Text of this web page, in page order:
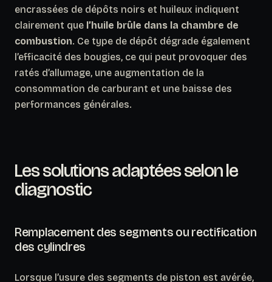
encrassées de dépôts noirs et huileux indiquent
clairement que l’huile brûle dans la chambre de
combustion. Ce type de dépôt dégrade également
l’efficacité des bougies, ce qui peut provoquer des
ratés d’allumage, une augmentation de la
consommation de carburant et une baisse des
performances générales.
Les solutions adaptées selon le
diagnostic
Remplacement des segments ou rectification
des cylindres
Lorsque l’usure des segments de piston est avérée,